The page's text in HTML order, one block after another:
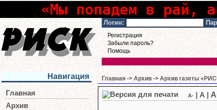
«Мы попадем в рай,
Логин:
Регистрация
Забыли пароль?
Помощь
Навигация
Главная
Архив
Главная -> Архив -> Архив газеты
A- A